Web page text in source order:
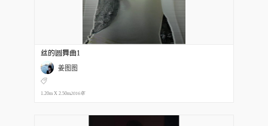
丝的圆舞曲1
姜图图
1.20m X 2.50m2016年